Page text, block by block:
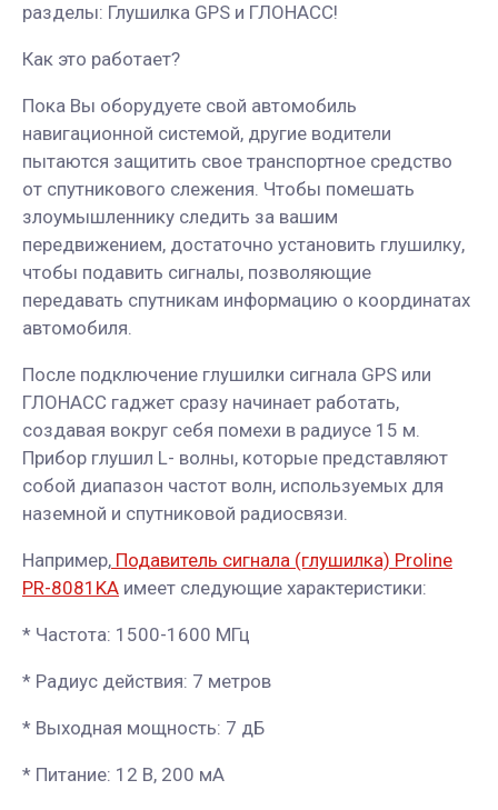
разделы: Глушилка GPS и ГЛОНАСС!
Как это работает?
Пока Вы оборудуете свой автомобиль
навигационной системой, другие водители
пытаются защитить свое транспортное средство
от спутникового слежения. Чтобы помешать
злоумышленнику следить за вашим
передвижением, достаточно установить глушилку,
чтобы подавить сигналы, позволяющие
передавать спутникам информацию о координатах
автомобиля.
После подключение глушилки сигнала GPS или
ГЛОНАСС гаджет сразу начинает работать,
создавая вокруг себя помехи в радиусе 15 м.
Прибор глушил L- волны, которые представляют
собой диапазон частот волн, используемых для
наземной и спутниковой радиосвязи.
Например, Подавитель сигнала (глушилка) Proline
PR-8081KA имеет следующие характеристики:
* Частота: 1500-1600 МГц
* Радиус действия: 7 метров
* Выходная мощность: 7 дБ
* Питание: 12 В, 200 мА